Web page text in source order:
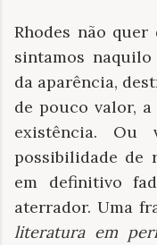
Rhodes não
sintamos
da aparência,
de pouco valor,
existência. Ou
possibilidade de
em definitivo
aterrador. Uma
literatura em